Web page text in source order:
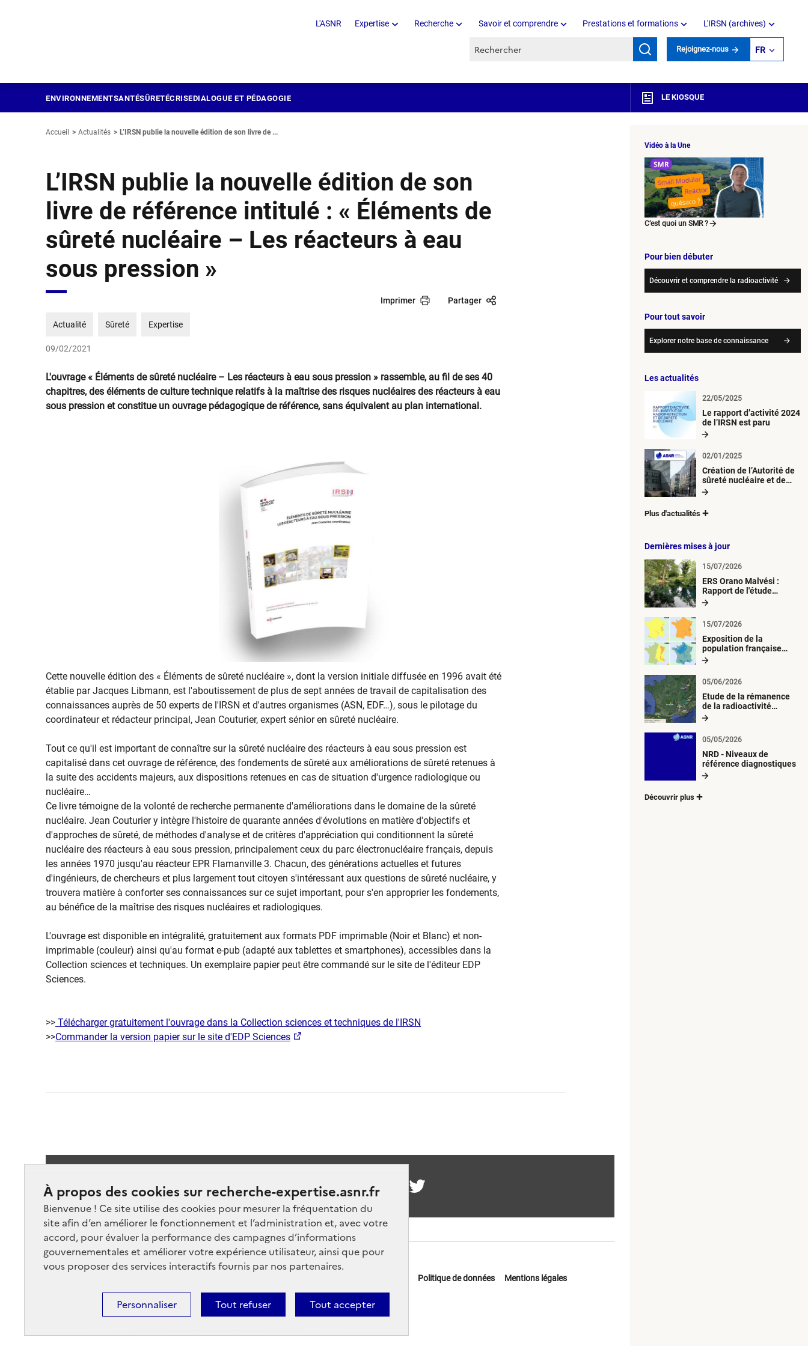
À propos des cookies sur recherche-expertise.asnr.fr
Bienvenue ! Ce site utilise des cookies pour mesurer la fréquentation du
site afin d’en améliorer le fonctionnement et l’administration et, avec votre
accord, pour évaluer la performance des campagnes d’informations
gouvernementales et améliorer votre expérience utilisateur, ainsi que pour
vous proposer des services interactifs fournis par nos partenaires.
Tout accepter
Tout refuser
Personnaliser
L'ASNR Expertise Recherche Savoir et comprendre Prestations et formations L'IRSN (archives)
Recherche par mots clés Rejoignez-nous FR
ENVIRONNEMENTSANTÉSÛRETÉCRISEDIALOGUE ET PÉDAGOGIE LE KIOSQUE
Accueil Actualités L’IRSN publie la nouvelle édition de son livre de ...
L’IRSN publie la nouvelle édition de son
livre de référence intitulé : « Éléments de
sûreté nucléaire – Les réacteurs à eau
sous pression »
Imprimer Partager
Actualité Sûreté Expertise
09/02/2021
L'ouvrage« Éléments de sûreté nucléaire – Les réacteurs à eau sous pression » rassemble, au fil de ses 40
chapitres, des éléments de culture technique relatifs à la maîtrise des risques nucléaires des réacteurs à eau
sous pression et constitue un ouvrage pédagogique de référence, sans équivalent au plan international.
Cette nouvelle édition des « Éléments de sûreté nucléaire », dont la version initiale diffusée en 1996 avait été
établie par Jacques Libmann, est l'aboutissement de plus de sept années de travail de capitalisation des
connaissances auprès de 50 experts de l'IRSN et d'autres organismes (ASN, EDF…), sous le pilotage du
coordinateur et rédacteur principal, Jean Couturier, expert sénior en sûreté nucléaire.
Tout ce qu'il est important de connaître sur la sûreté nucléaire des réacteurs à eau sous pression est
capitalisé dans cet ouvrage de référence, des fondements de sûreté aux améliorations de sûreté retenues à
la suite des accidents majeurs, aux dispositions retenues en cas de situation d'urgence radiologique ou
nucléaire…
Ce livre témoigne de la volonté de recherche permanente d'améliorations dans le domaine de la sûreté
nucléaire. Jean Couturier y intègre l'histoire de quarante années d'évolutions en matière d'objectifs et
d'approches de sûreté, de méthodes d'analyse et de critères d'appréciation qui conditionnent la sûreté
nucléaire des réacteurs à eau sous pression, principalement ceux du parc électronucléaire français, depuis
les années 1970 jusqu'au réacteur EPR Flamanville 3. Chacun, des générations actuelles et futures
d'ingénieurs, de chercheurs et plus largement tout citoyen s'intéressant aux questions de sûreté nucléaire, y
trouvera matière à conforter ses connaissances sur ce sujet important, pour s'en approprier les fondements,
au bénéfice de la maîtrise des risques nucléaires et radiologiques.
L'ouvrage est disponible en intégralité, gratuitement aux formats PDF imprimable (Noir et Blanc) et non-
imprimable (couleur) ainsi qu'au format e-pub (adapté aux tablettes et smartphones), accessibles dans la
Collection sciences et techniques. Un exemplaire papier peut être commandé sur le site de l'éditeur EDP
Sciences.
>> Télécharger gratuitement l'ouvrage dans la Collection sciences et techniques de l'IRSN
>>Commander la version papier sur le site d'EDP Sciences
Vidéo à la Une
C’est quoi un SMR ?
Pour bien débuter
Découvrir et comprendre la radioactivité
Pour tout savoir
Explorer notre base de connaissance
Les actualités
Le rapport d’activité 2024
de l’IRSN est paru
22/05/2025
Création de l’Autorité de
sûreté nucléaire et de
radioprotection (ASNR)
02/01/2025
Plus d'actualités
Dernières mises à jour
ERS Orano Malvési :
Rapport de l'étude
radiologique du milieu
15/07/2026
Exposition de la
population française
métropolitaine aux
atmosphériques
radioactives depuis 1945
15/07/2026
Etude de la rémanence
de la radioactivité
d’origine artificielle
05/06/2026
NRD - Niveaux de
référence diagnostiques
05/05/2026
Découvrir plus
Suivez-nous
Politique de données Mentions légales
Plan du site Contactez-nous